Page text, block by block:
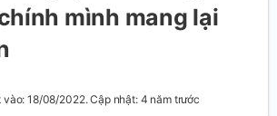
mình mang lại
vào: 18/08/2022. Cập nhật: 4 năm trước